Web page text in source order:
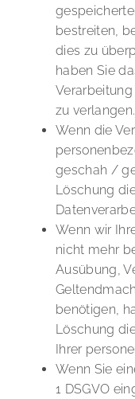
bestreiten,
dies zu
haben Sie
zu verlangen.
Wenn die
geschah /
Löschung
Wenn wir
nicht mehr
Ausübung,
benötigen,
Löschung
Ihrer
Wenn Sie
1 DSGVO